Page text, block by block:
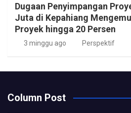
Dugaan Penyimpangan
Juta di Kepahiang
Proyek hingga 20 Persen
3 minggu ago Perspektif
Column Post